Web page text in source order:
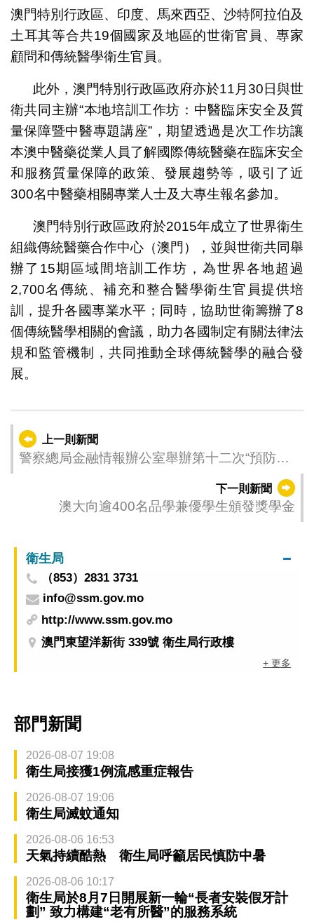
澳門特別行政區、印度、馬來西亞、沙特阿拉伯及
土耳其等合共19個國家及地區的世衛官員、專家
顧問和傳統醫學衛生官員。
此外，澳門特別行政區政府亦於11月30日與世
衛共同主辦“本地培訓工作坊：中醫臨床安全及質
量保障暨中醫專題講座”，期望透過是次工作坊讓
本澳中醫藥從業人員了解國際傳統醫藥在臨床安全
和服務質量保障的政策、發展趨勢等，吸引了近
300名中醫藥相關專業人士及大專生報名參加。
澳門特別行政區政府於2015年成立了世界衛生
組織傳統醫藥合作中心（澳門），並與世衛共同舉
辦了15期區域間培訓工作坊，為世界各地超過
2,700名傳統、補充和整合醫學衛生官員提供培
訓，提升各國專業水平；同時，協助世衛籌辦了8
個傳統醫學相關的會議，助力各國制定有關法律法
規和監管機制，共同推動全球傳統醫學的融合發
展。
上一則新聞
警察總局金融情報辦公室舉辦第十二次“預防及
打擊金融犯罪聯合會議”暨 第二屆“優秀可疑交易
舉報個案嘉許活動”
下一則新聞
澳大向逾400名品學兼優學生頒發獎學金
衛生局
（853）2831 3731
info@ssm.gov.mo
http://www.ssm.gov.mo
澳門東望洋新街 339號 衛生局行政樓
+ 更多
部門新聞
2026-08-07 19:08
衛生局接獲1例流感重症報告
2026-08-07 19:06
衛生局滅蚊通知
2026-08-06 16:53
天氣持續酷熱 衛生局呼籲居民慎防中暑
2026-08-06 10:17
衛生局於8月7日開展新一輪“長者安裝假牙計
劃” 致力構建“老有所醫”的服務系統